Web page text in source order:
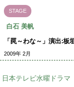
STAGE
白石 美帆
「罠～わな～」演出:板
2009年 2月
日本テレビ水曜ドラマ